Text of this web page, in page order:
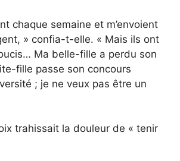
chaque semaine et m’envoient
» confia-t-elle. « Mais ils ont
Ma belle-fille a perdu son
fille passe son concours
; je ne veux pas être un
trahissait la douleur de « tenir